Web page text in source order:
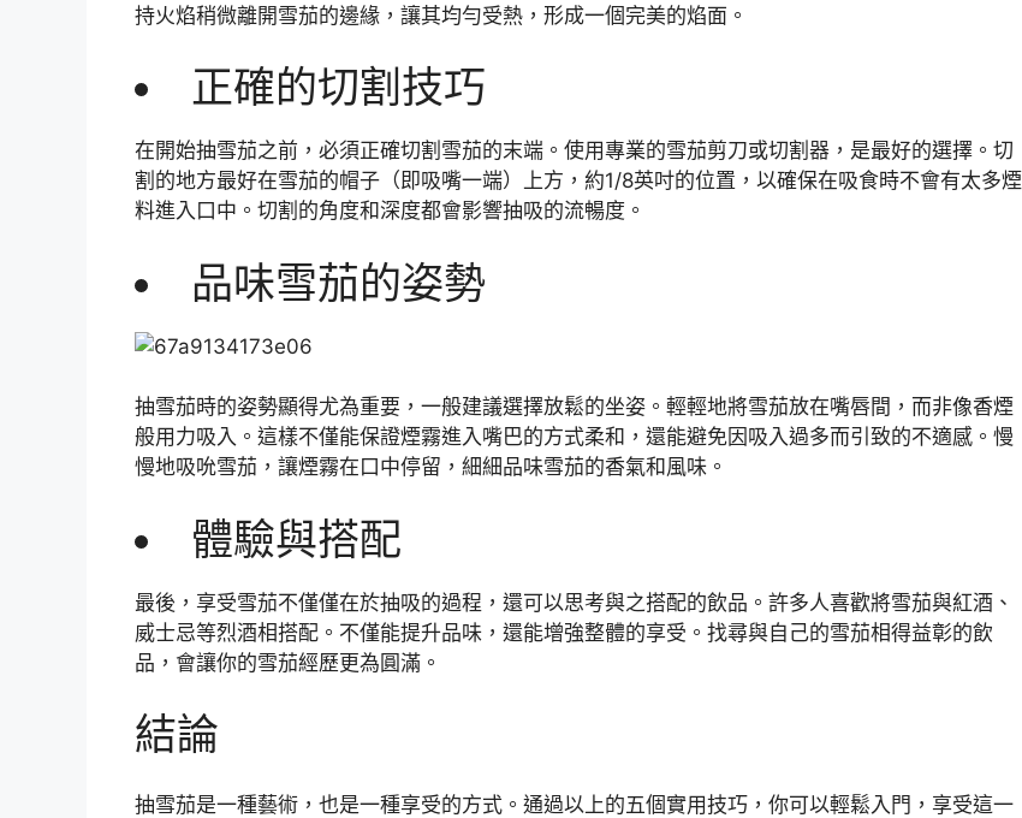
持火焰稍微離開雪茄的邊緣，讓其均勻受熱，形成一個完美的焰面。
正確的切割技巧
在開始抽雪茄之前，必須正確切割雪茄的末端。使用專業的雪茄剪刀或切割器，是最好的選擇。切
割的地方最好在雪茄的帽子（即吸嘴一端）上方，約1/8英吋的位置，以確保在吸食時不會有太多煙
料進入口中。切割的角度和深度都會影響抽吸的流暢度。
品味雪茄的姿勢
抽雪茄時的姿勢顯得尤為重要，一般建議選擇放鬆的坐姿。輕輕地將雪茄放在嘴唇間，而非像香煙
般用力吸入。這樣不僅能保證煙霧進入嘴巴的方式柔和，還能避免因吸入過多而引致的不適感。慢
慢地吸吮雪茄，讓煙霧在口中停留，細細品味雪茄的香氣和風味。
體驗與搭配
最後，享受雪茄不僅僅在於抽吸的過程，還可以思考與之搭配的飲品。許多人喜歡將雪茄與紅酒、
威士忌等烈酒相搭配。不僅能提升品味，還能增強整體的享受。找尋與自己的雪茄相得益彰的飲
品，會讓你的雪茄經歷更為圓滿。
結論
抽雪茄是一種藝術，也是一種享受的方式。通過以上的五個實用技巧，你可以輕鬆入門，享受這一